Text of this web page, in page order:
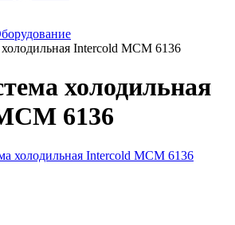
Intercold MCM 6136
холодильная
6136